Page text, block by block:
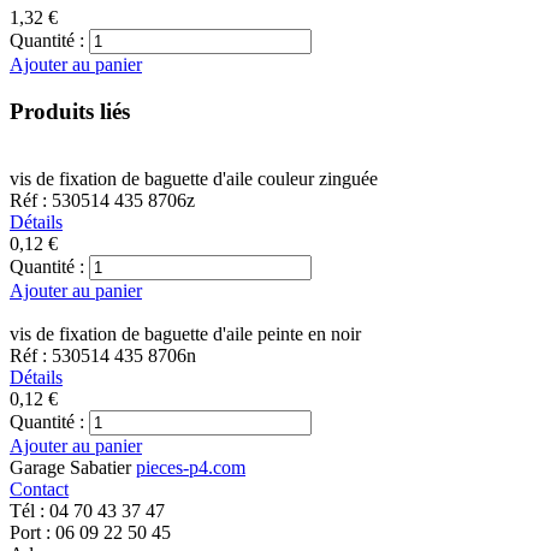
1,32 €
Quantité :
Ajouter au panier
Produits liés
vis de fixation de baguette d'aile couleur zinguée
Réf : 530514 435 8706z
Détails
0,12 €
Quantité :
Ajouter au panier
vis de fixation de baguette d'aile peinte en noir
Réf : 530514 435 8706n
Détails
0,12 €
Quantité :
Ajouter au panier
Garage Sabatierpieces-p4.com
Contact
Tél : 04 70 43 37 47
Port : 06 09 22 50 45